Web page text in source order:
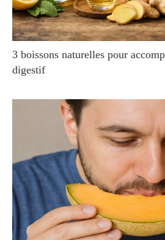
3 boissons naturelles pour
digestif